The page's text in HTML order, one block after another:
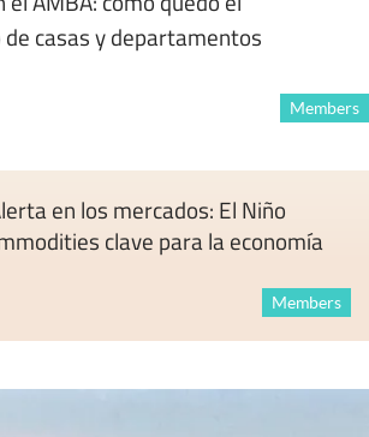
casas y departamentos
Members
en los mercados: El Niño
clave para la economía
Members